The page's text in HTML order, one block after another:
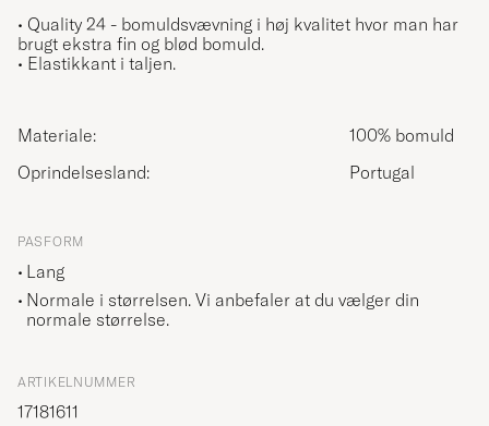
• Quality 24 - bomuldsvævning i høj kvalitet hvor man har
brugt ekstra fin og blød bomuld.
• Elastikkant i taljen.
Materiale:
100% bomuld
Oprindelsesland:
Portugal
PASFORM
Lang
Normale i størrelsen. Vi anbefaler at du vælger din
normale størrelse.
ARTIKELNUMMER
17181611